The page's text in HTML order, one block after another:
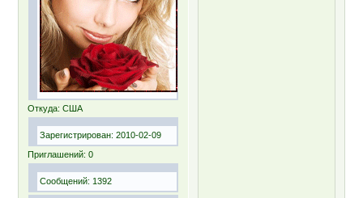
Откуда: США
Зарегистрирован: 2010-02-09
Приглашений: 0
Сообщений: 1392